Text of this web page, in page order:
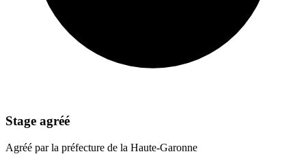
Stage agréé
Agréé par la préfecture de la Haute-Garonne